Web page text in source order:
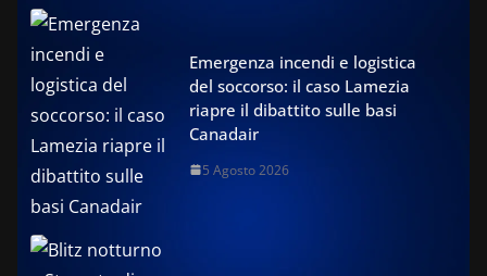
Emergenza incendi e logistica
del soccorso: il caso Lamezia
riapre il dibattito sulle basi
Canadair
5 Agosto 2026